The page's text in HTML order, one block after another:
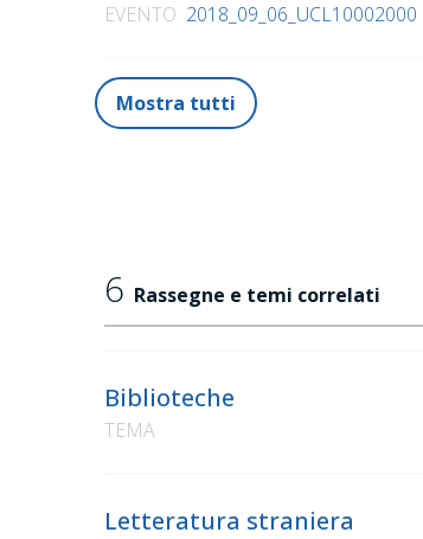
EVENTO 2018_09_06_UCL10002000
Mostra tutti
6 Rassegne e temi correlati
Biblioteche
TEMA
Letteratura straniera